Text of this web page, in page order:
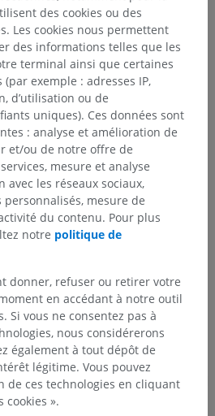
>
articulaire>
osseuses>
Diarthrose>
:
Il n'y a aucune structure
des cookies ou des
Les cookies nous permettent
des informations telles que les
terminal ainsi que certaines
exemple : adresses IP,
d’utilisation ou de
uniques). Ces données sont
: analyse et amélioration de
et/ou de notre offre de
mesure et analyse
avec les réseaux sociaux,
mesure de
du contenu. Pour plus
notre politique de
donner, refuser ou retirer votre
en accédant à notre outil
Si vous ne consentez pas à
nous considérerons
également à tout dépôt de
légitime. Vous pouvez
de ces technologies en cliquant
cookies ».